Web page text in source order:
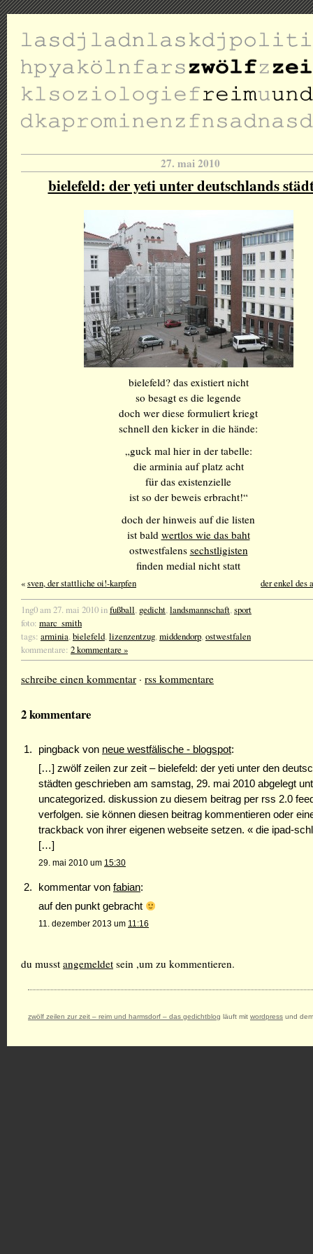
27. mai 2010
bielefeld: der yeti unter deutschlands
bielefeld? das existiert nicht
so besagt es die legende
doch wer diese formuliert kriegt
schnell den kicker in die hände:
„guck mal hier in der tabelle:
die arminia auf platz acht
für das existenzielle
ist so der beweis erbracht!“
doch der hinweis auf die listen
ist bald wertlos wie das baht
ostwestfalens sechstligisten
finden medial nicht statt
«sven, der stattliche oi!-karpfen der enkel des
1ng0 am 27. mai 2010 infußball, gedicht,landsmannschaft,sport
foto: marc_smith
tags: arminia,bielefeld,lizenzentzug,middendorp,ostwestfalen
kommentare: 2 kommentare »
schreibe einen kommentar · rss kommentare
2 kommentare
pingback von neue westfälische - blogspot:
[…] zwölf zeilen zur zeit – bielefeld: der yeti unter den
städten geschrieben am samstag, 29. mai 2010 abgelegt
uncategorized. diskussion zu diesem beitrag per rss 2.0
verfolgen. sie können diesen beitrag kommentieren oder
trackback von ihrer eigenen webseite setzen. « die ipad-
[…]
29. mai 2010 um 15:30
kommentar von fabian:
auf den punkt gebracht
11. dezember 2013 um 11:16
du musst angemeldet sein ,um zu kommentieren.
zwölf zeilen zur zeit – reim und harmsdorf – das gedichtblog läuft mit wordpress und